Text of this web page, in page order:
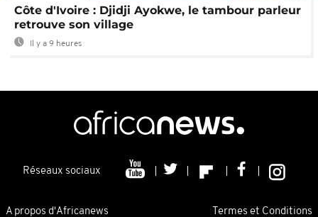
Côte d'Ivoire : Djidji Ayokwe, le tambour parleur
retrouve son village
Il y a 9 heures
Réseaux sociaux
A propos d'Africanews Termes et Conditions